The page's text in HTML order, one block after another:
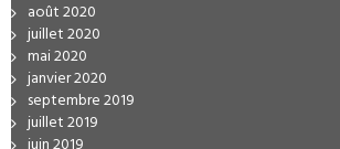
août 2020
juillet 2020
mai 2020
janvier 2020
septembre 2019
juillet 2019